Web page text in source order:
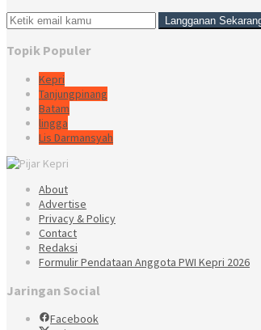
Topik Populer
Kepri
Tanjungpinang
Batam
lingga
Lis Darmansyah
About
Advertise
Privacy & Policy
Contact
Redaksi
Formulir Pendataan Anggota PWI Kepri 2026
Jaringan Social
Facebook